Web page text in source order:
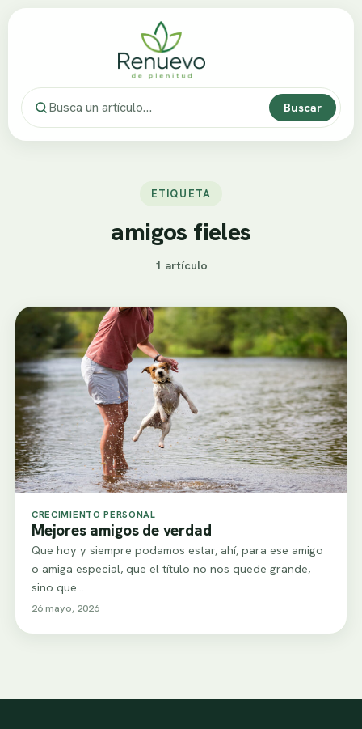
Buscar
ETIQUETA
amigos fieles
1 artículo
CRECIMIENTO PERSONAL
Mejores amigos de verdad
Que hoy y siempre podamos estar, ahí, para ese amigo
o amiga especial, que el título no nos quede grande,
sino que…
26 mayo, 2026